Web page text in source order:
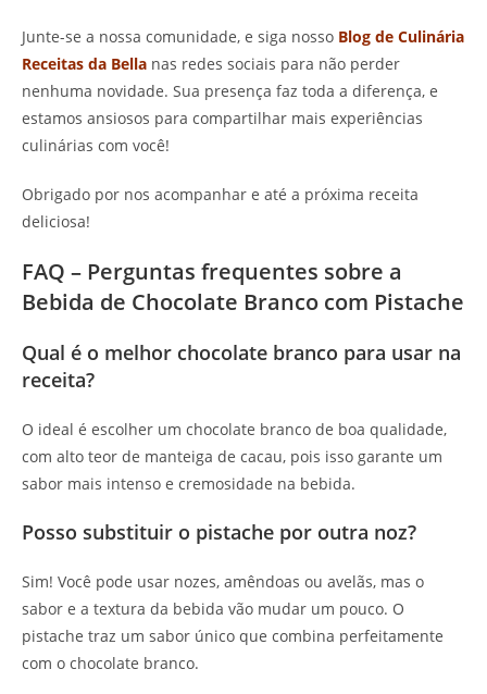
Junte-se a nossa comunidade, e siga nosso Blog de Culinária
Receitas da Bella nas redes sociais para não perder
nenhuma novidade. Sua presença faz toda a diferença, e
estamos ansiosos para compartilhar mais experiências
culinárias com você!
Obrigado por nos acompanhar e até a próxima receita
deliciosa!
FAQ – Perguntas frequentes sobre a
Bebida de Chocolate Branco com Pistache
Qual é o melhor chocolate branco para usar na
receita?
O ideal é escolher um chocolate branco de boa qualidade,
com alto teor de manteiga de cacau, pois isso garante um
sabor mais intenso e cremosidade na bebida.
Posso substituir o pistache por outra noz?
Sim! Você pode usar nozes, amêndoas ou avelãs, mas o
sabor e a textura da bebida vão mudar um pouco. O
pistache traz um sabor único que combina perfeitamente
com o chocolate branco.